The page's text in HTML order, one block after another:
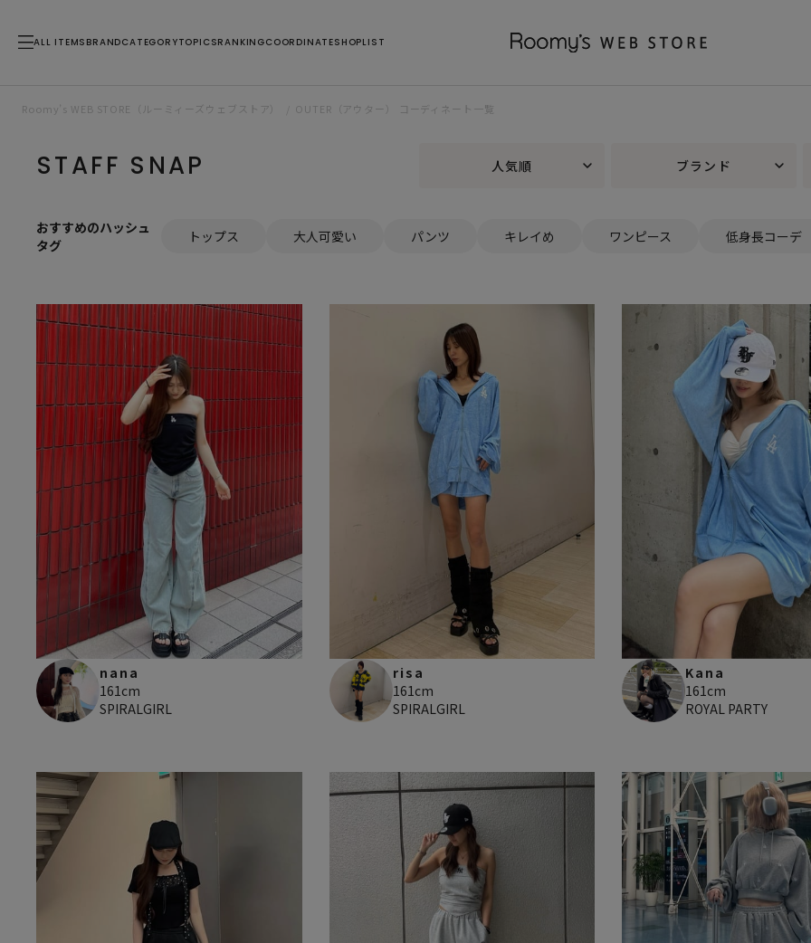
ALL ITEMS BRANDCATEGORYTOPICSRANKINGCOORDINATESHOPLIST
Roomy’s WEB STORE（ルーミィーズウェブストア） OUTER（アウター） コーディネート一覧
STAFF SNAP 人気順 ブランド
おすすめのハッシュ
タグ
トップス 大人可愛い パンツ キレイめ ワンピース 低身長コーデ
nana
161cm
SPIRALGIRL
risa
161cm
SPIRALGIRL
Kana
161cm
ROYAL PARTY